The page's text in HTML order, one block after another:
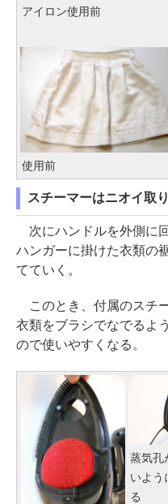
アイロン使用前
使用前
スチーマーはニオイ取
次にハンドルを外側に
ハンガーに掛けた衣類の
てていく。
このとき、付属のスチ
衣類をブラシでなでるよ
ので使いやすくなる。
蒸気孔
いよう
る